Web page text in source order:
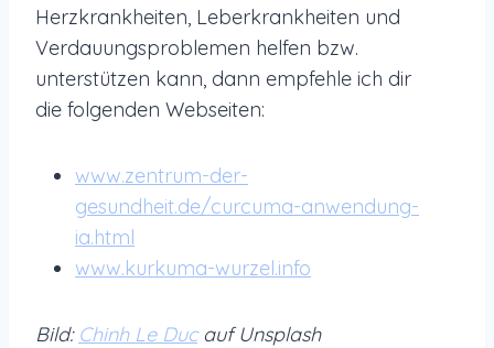
Herzkrankheiten, Leberkrankheiten und
Verdauungsproblemen helfen bzw.
unterstützen kann, dann empfehle ich dir
die folgenden Webseiten:
www.zentrum-der-
gesundheit.de/curcuma-anwendung-
ia.html
www.kurkuma-wurzel.info
Bild: Chinh Le Ducauf Unsplash